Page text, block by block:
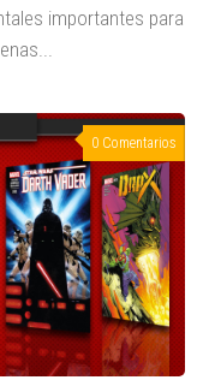
importantes para
0 Comentarios